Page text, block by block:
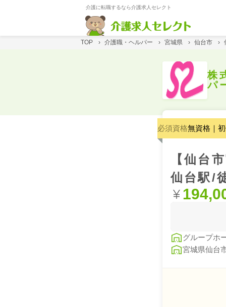
介護に転職するなら介護求人セレクト
TOP › 介護職・ヘルパー › 宮城県 › 仙台市 ›
株
パ
必須資格無資格｜
【仙台
仙台駅/
グループホ
宮城県仙台